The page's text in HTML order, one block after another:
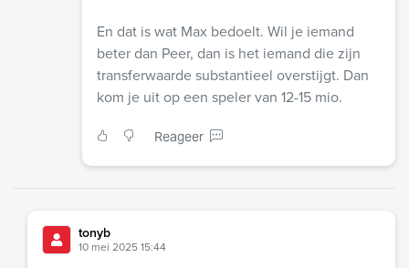
En dat is wat Max bedoelt. Wil je iemand
beter dan Peer, dan is het iemand die zijn
transferwaarde substantieel overstijgt. Dan
kom je uit op een speler van 12-15 mio.
Reageer
tonyb
10 mei 2025 15:44